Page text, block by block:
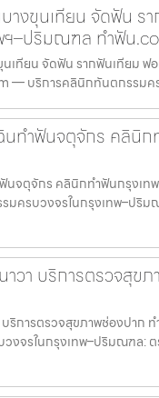
างขุนเทียน จัดฟัน ร
ฯ–ปริมณฑล ทำฟัน
เทียน จัดฟัน รากฟันเทียม ฟ
— บริการคลินิกทันตกรรมคร
ทำฟันจตุจักร คลินิก
นจตุจักร คลินิกทำฟันกรุงเ
มครบวงจรในกรุงเทพ–ปริ
วา บริการตรวจสุขภ
ริการตรวจสุขภาพช่องปาก
งจรในกรุงเทพ–ปริมณฑล: